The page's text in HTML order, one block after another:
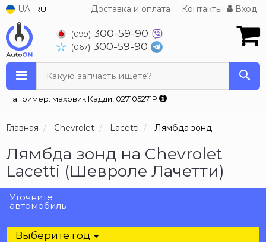
UA RU Доставка и оплата Контакты Вход
(099) 300-59-90
(067) 300-59-90
Какую запчасть ищете?
Например: маховик Кадди, 027105271P
Главная Chevrolet Lacetti Лямбда зонд
Лямбда зонд на Chevrolet
Lacetti (Шевроле Лачетти)
Уточните
автомобиль:
Выберите год